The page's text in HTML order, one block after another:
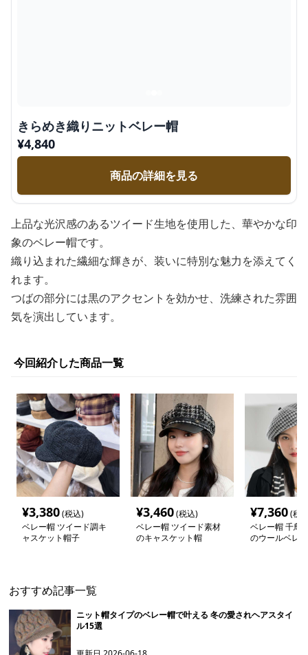
きらめき織りニットベレー帽
¥4,840
商品の詳細を見る
上品な光沢感のあるツイード生地を使用した、華やかな印
象のベレー帽です。
織り込まれた繊細な輝きが、装いに特別な魅力を添えてく
れます。
つばの部分には黒のアクセントを効かせ、洗練された雰囲
気を演出しています。
今回紹介した商品一覧
¥3,380(税込)
ベレー帽 ツイード調キ
ャスケット帽子
¥3,460(税込)
ベレー帽 ツイード素材
のキャスケット帽
¥7,360(税
ベレー帽 千鳥
のウールベレー
おすすめ記事一覧
ニット帽タイプのベレー帽で叶える 冬の愛されヘアスタイ
ル15選